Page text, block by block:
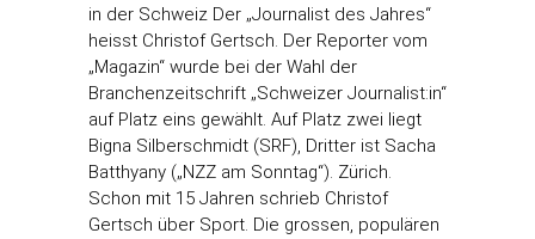
in der Schweiz Der „Journalist des Jahres“
heisst Christof Gertsch. Der Reporter vom
„Magazin“ wurde bei der Wahl der
Branchenzeitschrift „Schweizer Journalist:in“
auf Platz eins gewählt. Auf Platz zwei liegt
Bigna Silberschmidt (SRF), Dritter ist Sacha
Batthyany („NZZ am Sonntag“). Zürich.
Schon mit 15 Jahren schrieb Christof
Gertsch über Sport. Die grossen, populären